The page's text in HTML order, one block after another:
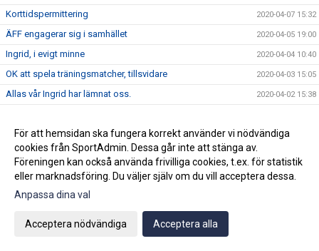
Korttidspermittering 2020-04-07 15:32
ÄFF engagerar sig i samhället 2020-04-05 19:00
Ingrid, i evigt minne 2020-04-04 10:40
OK att spela träningsmatcher, tillsvidare 2020-04-03 15:05
Allas vår Ingrid har lämnat oss. 2020-04-02 15:38
ÄFF premiärspelade på gräs
Information kring ungdomsserier 2020-03-27 15:27
Visst vill ni se bra ut när solen skiner
Klart för enkelserie för ÄFF i div 2, start i mitten av juni
För att hemsidan ska fungera korrekt använder vi nödvändiga
cookies från SportAdmin. Dessa går inte att stänga av.
Föreningen kan också använda frivilliga cookies, t.ex. för statistik
eller marknadsföring. Du väljer själv om du vill acceptera dessa.
Anpassa dina val
Acceptera nödvändiga Acceptera alla